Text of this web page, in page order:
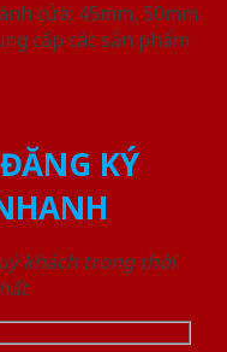
cửa: 45mm, 50mm.
cấp các sản phẩm
ĐĂNG KÝ
khách trong thời